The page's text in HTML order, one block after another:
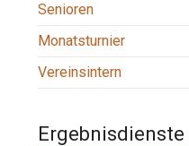
Senioren
Monatsturnier
Vereinsintern
Ergebnisdienste